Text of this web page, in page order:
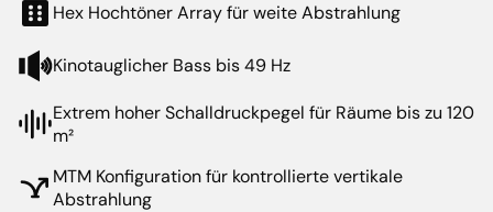
Hex Hochtöner Array für weite Abstrahlung
Kinotauglicher Bass bis 49 Hz
Extrem hoher Schalldruckpegel für Räume bis zu 120
m²
MTM Konfiguration für kontrollierte vertikale
Abstrahlung